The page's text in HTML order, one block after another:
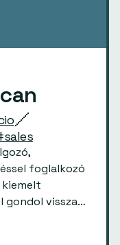
foglalkozó
gondol vissza…